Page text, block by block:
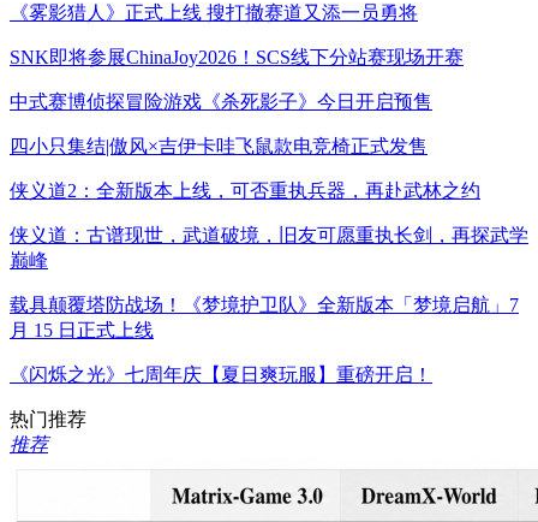
《雾影猎人》正式上线 搜打撤赛道又添一员勇将
SNK即将参展ChinaJoy2026！SCS线下分站赛现场开赛
中式赛博侦探冒险游戏《杀死影子》今日开启预售
四小只集结|傲风×吉伊卡哇飞鼠款电竞椅正式发售
侠义道2：全新版本上线，可否重执兵器，再赴武林之约
侠义道：古谱现世，武道破境，旧友可愿重执长剑，再探武学
巅峰
载具颠覆塔防战场！《梦境护卫队》全新版本「梦境启航」7
月 15 日正式上线
《闪烁之光》七周年庆【夏日爽玩服】重磅开启！
热门推荐
推荐